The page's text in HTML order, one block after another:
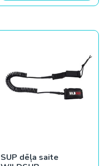
SUP dēļa saite